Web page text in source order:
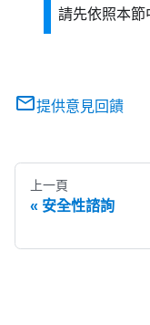
請先依照本節
提供意見回饋
上一頁
安全性諮詢